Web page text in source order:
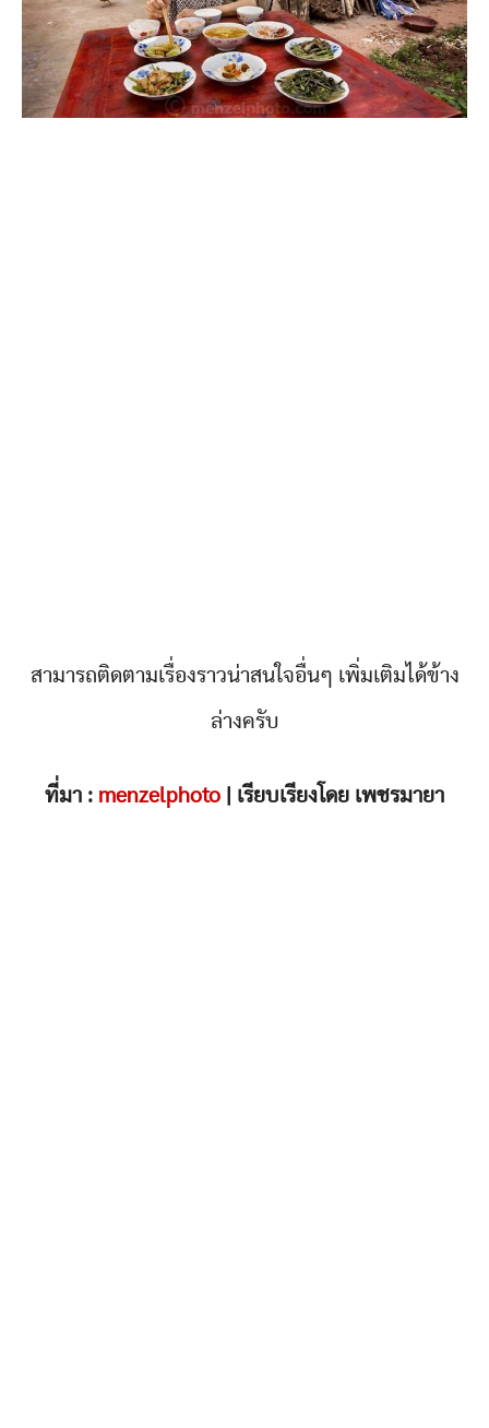
สามารถติดตามเรื่องราวน่าสนใจอื่นๆ เพิ่มเติมได้ข้าง
ล่างครับ
ที่มา : menzelphoto | เรียบเรียงโดย เพชรมายา